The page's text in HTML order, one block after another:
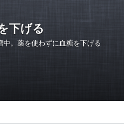
下げる
。薬を使わずに血糖を下げる